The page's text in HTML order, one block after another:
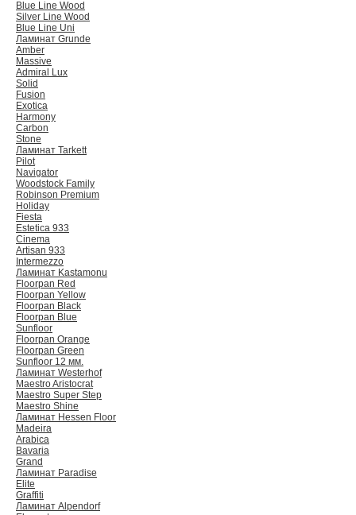
Blue Line Wood
Silver Line Wood
Blue Line Uni
Ламинат Grunde
Amber
Massive
Admiral Lux
Solid
Fusion
Exotica
Harmony
Carbon
Stone
Ламинат Tarkett
Pilot
Navigator
Woodstock Family
Robinson Premium
Holiday
Fiesta
Estetica 933
Cinema
Artisan 933
Intermezzo
Ламинат Kastamonu
Floorpan Red
Floorpan Yellow
Floorpan Black
Floorpan Blue
Sunfloor
Floorpan Orange
Floorpan Green
Sunfloor 12 мм.
Ламинат Westerhof
Maestro Aristocrat
Maestro Super Step
Maestro Shine
Ламинат Hessen Floor
Madeira
Arabica
Bavaria
Grand
Ламинат Paradise
Elite
Graffiti
Ламинат Alpendorf